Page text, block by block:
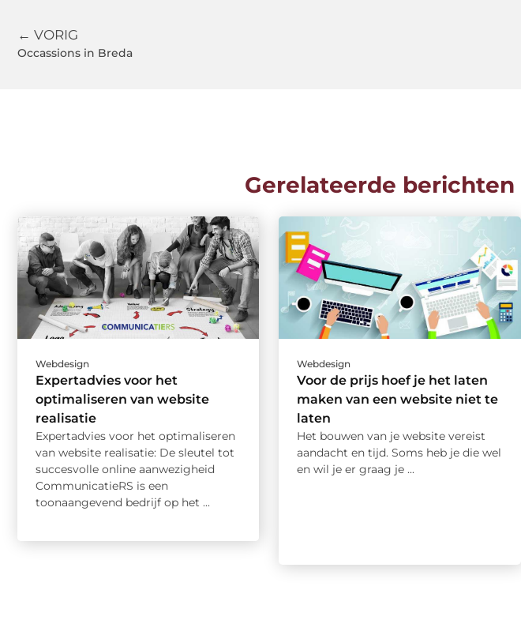
← VORIG
Occassions in Breda
Gerelateerde berichten
Webdesign
Expertadvies voor het
optimaliseren van website
realisatie
Expertadvies voor het optimaliseren
van website realisatie: De sleutel tot
succesvolle online aanwezigheid
CommunicatieRS is een
toonaangevend bedrijf op het ...
Webdesign
Voor de prijs hoef je het laten
maken van een website niet te
laten
Het bouwen van je website vereist
aandacht en tijd. Soms heb je die wel
en wil je er graag je ...